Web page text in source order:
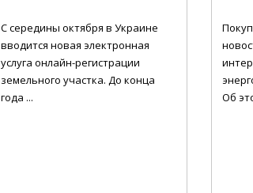
С середины октября в Украине
вводится новая электронная
услуга онлайн-регистрации
земельного участка. До конца
года ...
Об